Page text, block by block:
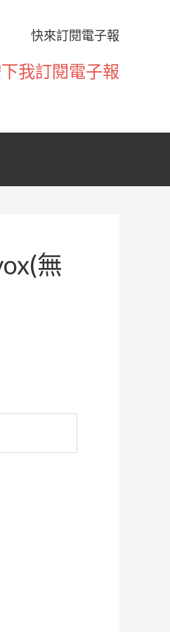
快來訂閱電子報
我訂閱電子報
無